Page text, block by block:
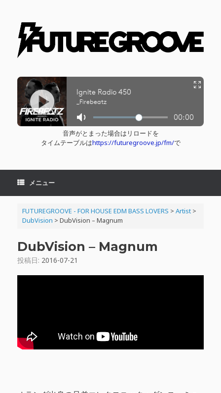
音声がとまった場合はリロードを
タイムテーブルはhttps://futuregroove.jp/fm/で
メニュー
FUTUREGROOVE - FOR HOUSE EDM BASS LOVERS > Artist>
DubVision > DubVision – Magnum
DubVision – Magnum
投稿日: 2016-07-21